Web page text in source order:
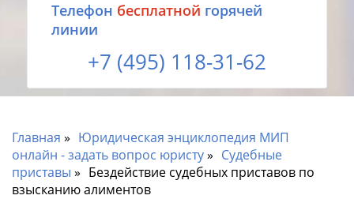
Tелефон бесплатной горячей
линии
+7 (495) 118-31-62
Главная
Юридическая энциклопедия МИП
онлайн - задать вопрос юристу
Судебные
приставы
Бездействие судебных приставов по
взысканию алиментов